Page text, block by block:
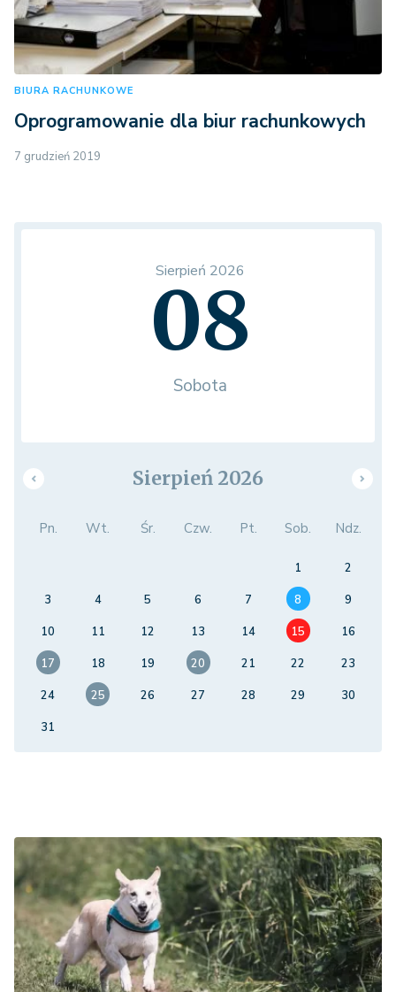
BIURA RACHUNKOWE
Oprogramowanie dla biur rachunkowych
7 grudzień 2019
Sierpień 2026
08
Sobota
Sierpień 2026
Pn. Wt. Śr. Czw. Pt. Sob. Ndz.
1
2
3
4 5 6 7 8
9
10
11 12 13 14 15
16
17
18 19 20 21 22
23
24
25 26 27 28 29
30
31